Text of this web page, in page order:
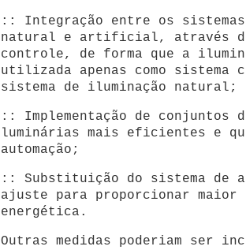
:: Integração entre os
natural e artificial, através de
controle, de forma que a
utilizada apenas como sistema
sistema de iluminação natural;
:: Implementação de conjuntos
luminárias mais eficientes e
automação;
:: Substituição do sistema de
ajuste para proporcionar
energética.
Outras medidas poderiam ser